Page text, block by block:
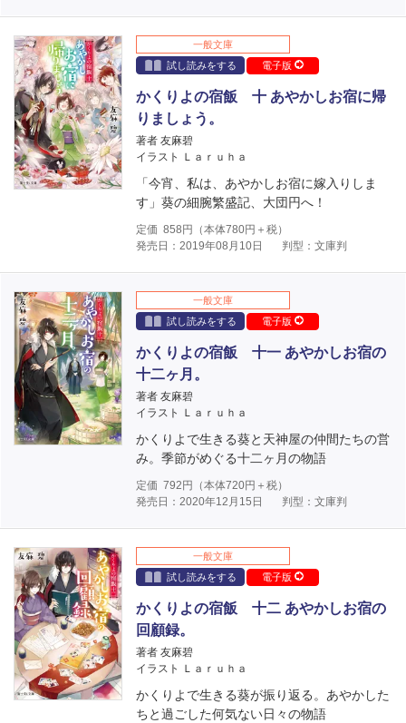
一般文庫
試し読みをする
電子版
かくりよの宿飯 十 あやかしお宿に帰
りましょう。
著者 友麻碧
イラスト Ｌａｒｕｈａ
「今宵、私は、あやかしお宿に嫁入りしま
す」葵の細腕繁盛記、大団円へ！
定価 858 円（本体780円＋税）
発売日：2019年08月10日
判型：文庫判
一般文庫
試し読みをする
電子版
かくりよの宿飯 十一 あやかしお宿の
十二ヶ月。
著者 友麻碧
イラスト Ｌａｒｕｈａ
かくりよで生きる葵と天神屋の仲間たちの営
み。季節がめぐる十二ヶ月の物語
定価 792 円（本体720円＋税）
発売日：2020年12月15日
判型：文庫判
一般文庫
試し読みをする
電子版
かくりよの宿飯 十二 あやかしお宿の
回顧録。
著者 友麻碧
イラスト Ｌａｒｕｈａ
かくりよで生きる葵が振り返る。あやかした
ちと過ごした何気ない日々の物語